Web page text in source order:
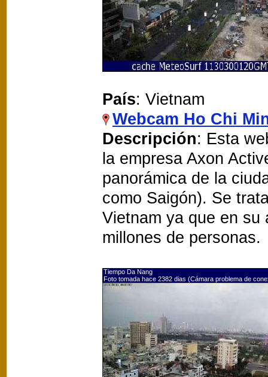
País: Vietnam
Webcam Ho Chi
Descripción: Esta
la empresa Axon
panorámica de la
como Saigón). Se
Vietnam ya que en su
millones de personas.
Tiempo Da Nang
Foto tomada hace 2382 dias (Cámara problema de